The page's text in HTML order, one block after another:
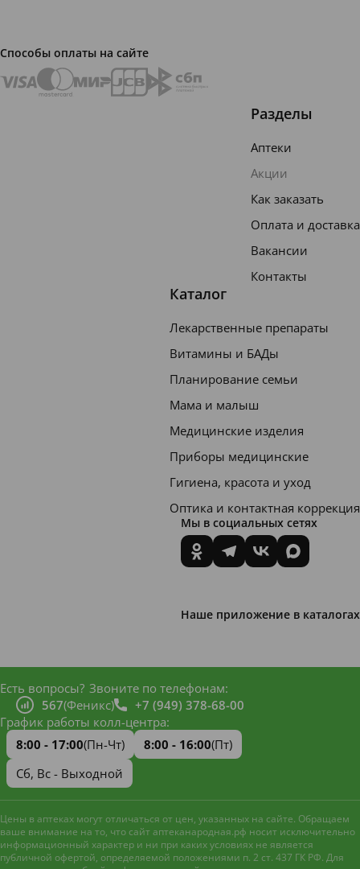
Способы оплаты на сайте
Разделы
Аптеки
Акции
Как заказать
Оплата и доставка
Вакансии
Контакты
Каталог
Лекарственные препараты
Витамины и БАДы
Планирование семьи
Мама и малыш
Медицинские изделия
Приборы медицинские
Гигиена, красота и уход
Оптика и контактная коррекция
Мы в социальных сетях
Наше приложение в каталогах
Есть вопросы? Звоните по телефонам:
567(Феникс)
+7 (949) 378-68-00
График работы колл-центра:
8:00 - 17:00(Пн-Чт) 8:00 - 16:00(Пт)
Сб, Вс - Выходной
Цены в аптеках могут отличаться от цен, указанных на сайте. Обращаем
ваше внимание на то, что сайт аптеканародная.рф носит исключительно
информационный характер и ни при каких условиях не является
публичной офертой, определяемой положениями п. 2 ст. 437 ГК РФ. Для